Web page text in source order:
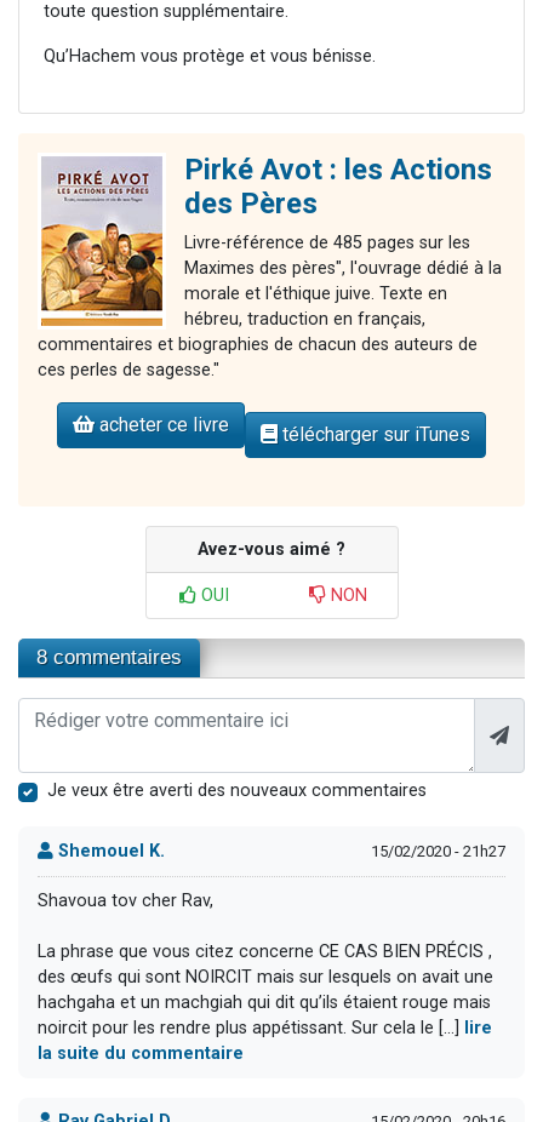
toute question supplémentaire.
Qu’Hachem vous protège et vous bénisse.
Pirké Avot : les Actions
des Pères
Livre-référence de 485 pages sur les
Maximes des pères", l'ouvrage dédié à la
morale et l'éthique juive. Texte en
hébreu, traduction en français,
commentaires et biographies de chacun des auteurs de
ces perles de sagesse."
acheter ce livre télécharger sur iTunes
Avez-vous aimé ?
OUI NON
8 commentaires
Je veux être averti des nouveaux commentaires
Shemouel K. 15/02/2020 - 21h27
Shavoua tov cher Rav,
La phrase que vous citez concerne CE CAS BIEN PRÉCIS ,
des œufs qui sont NOIRCIT mais sur lesquels on avait une
hachgaha et un machgiah qui dit qu’ils étaient rouge mais
noircit pour les rendre plus appétissant. Sur cela le [...]
lire
la suite du commentaire